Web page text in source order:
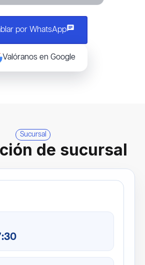
por WhatsAppchat
Valóranos en Google
Sucursal
de sucursal